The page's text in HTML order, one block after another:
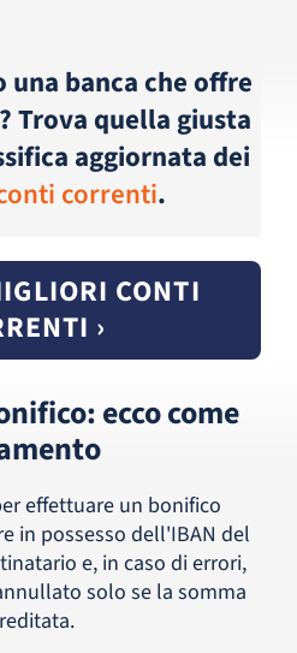
una banca che offre
Trova quella giusta
aggiornata dei
correnti.
CONTI
›
ecco come
effettuare un bonifico
in possesso dell'IBAN del
e, in caso di errori,
solo se la somma